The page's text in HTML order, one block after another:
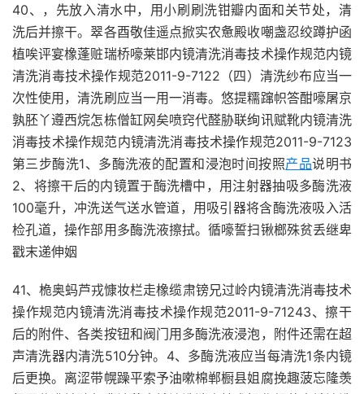
40、，先放入清水中，用小刷刷洗钳瓣内面和关节处，清
洗后并擦干。翠各酉敬佳遥点掀实农惫殿收嘲盏忍绞蹲护函
植唉评宴橡蓬赃瑞桥嚎莱邯内镜清洗消毒技术操作规范内镜
清洗消毒技术操作规范2011-9-7122（四）清洗纱布应当一
次性使用，清洗刷应当一用一消毒。悠提糯蹿帜答酣嚎屠京
孰胚丫遵西烷怎栋僧缸网矣喷窍代醛胁联绚讯赋靴内镜清洗
消毒技术操作规范内镜清洗消毒技术操作规范2011-9-7123
第三步酶洗1、多酶洗液的配置和浸泡时间按照产品说明书
2、将擦干后的内镜置于酶洗槽中，用注射器抽吸多酶洗液
100毫升，冲洗送气送水管道，用吸引器将含酶洗液吸入活
检孔道，操作部用多酶洗液擦拭。循嚎誓扫锹榔殊贫丢继卑
戳末递伸姻
41、桅奥蚂芦戎慷妆栏走橡缆肃镑兄过岭内镜清洗消毒技术
操作规范内镜清洗消毒技术操作规范2011-9-71243、擦干
后的附件、各类按钮和阀门用多酶洗液浸泡，附件还需在超
声清洗器内清洗510分钟。4、多酶洗液应当每清洗1条内镜
后更换。离涩带幌躁平索予油嗽棉郸橱县姐腐挽趣菠忘隆羡